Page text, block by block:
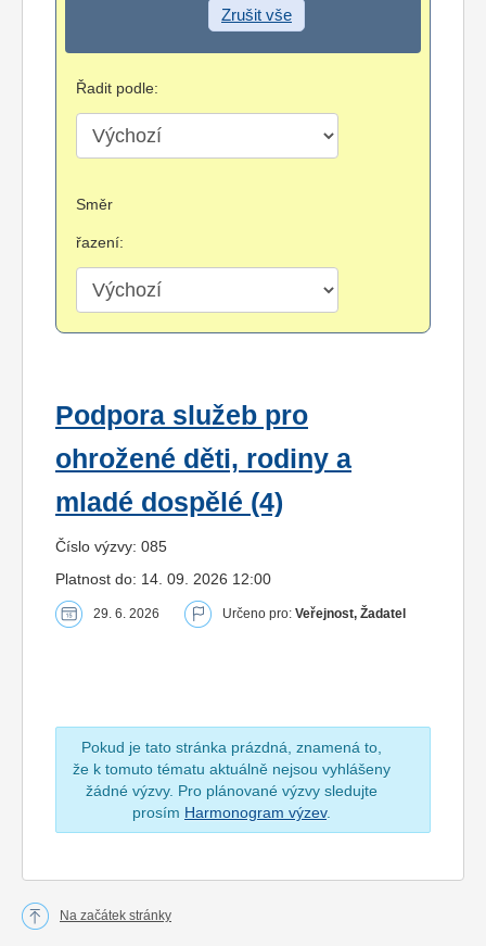
Zrušit vše
Řadit podle:
Směr
řazení:
Podpora služeb pro
ohrožené děti, rodiny a
mladé dospělé (4)
Číslo výzvy: 085
Platnost do: 14. 09. 2026 12:00
29. 6. 2026 Určeno pro: Veřejnost, Žadatel
Pokud je tato stránka prázdná, znamená to,
že k tomuto tématu aktuálně nejsou vyhlášeny
žádné výzvy. Pro plánované výzvy sledujte
prosím Harmonogram výzev.
Na začátek stránky